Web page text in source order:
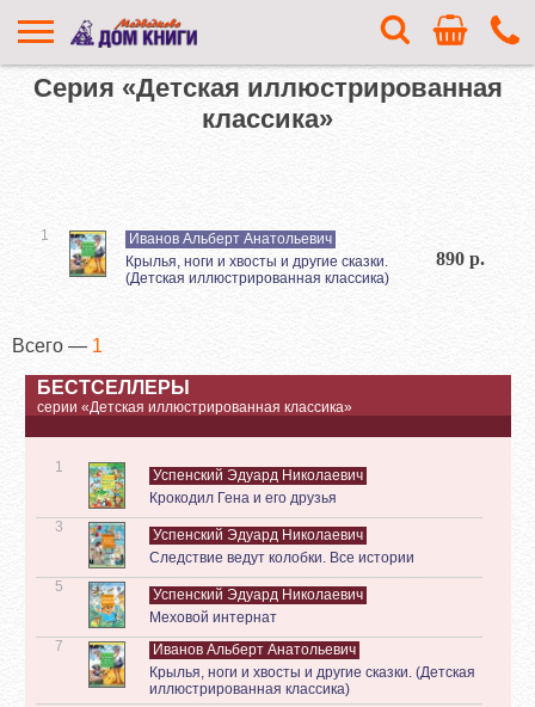
Серия «Детская иллюстрированная
классика»
1
Иванов Альберт Анатольевич
Крылья, ноги и хвосты и другие сказки.
(Детская иллюстрированная классика)
890 р.
Всего — 1
БЕСТСЕЛЛЕРЫ
серии «Детская иллюстрированная классика»
1
Успенский Эдуард Николаевич
Крокодил Гена и его друзья
3
Успенский Эдуард Николаевич
Следствие ведут колобки. Все истории
5
Успенский Эдуард Николаевич
Меховой интернат
7
Иванов Альберт Анатольевич
Крылья, ноги и хвосты и другие сказки. (Детская
иллюстрированная классика)